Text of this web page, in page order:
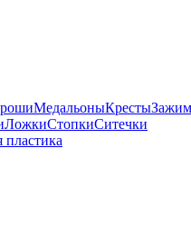
МедальоныКресты
ЛожкиСтопкиСитечки